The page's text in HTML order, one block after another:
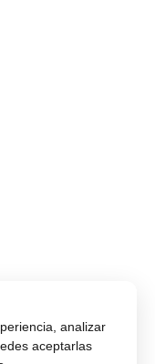
analizar
aceptarlas